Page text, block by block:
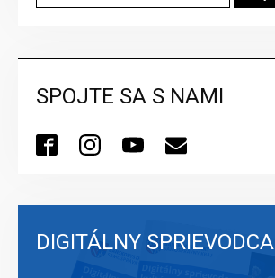
SPOJTE SA S NAMI
DIGITÁLNY SPRIEVODCA